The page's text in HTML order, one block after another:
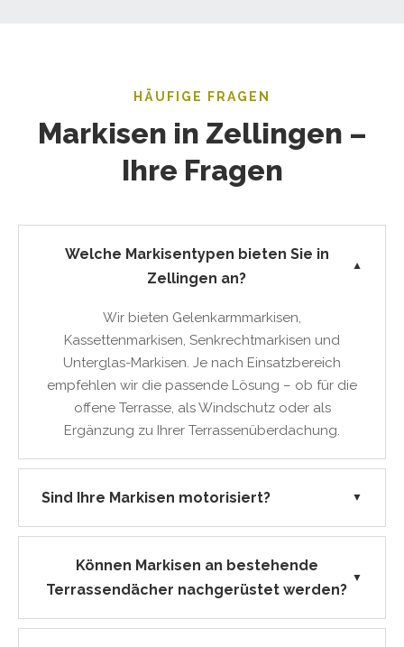
HÄUFIGE FRAGEN
Markisen in Zellingen –
Ihre Fragen
Welche Markisentypen bieten Sie in
Zellingen an?
▼
Wir bieten Gelenkarmmarkisen,
Kassettenmarkisen, Senkrechtmarkisen und
Unterglas-Markisen. Je nach Einsatzbereich
empfehlen wir die passende Lösung – ob für die
offene Terrasse, als Windschutz oder als
Ergänzung zu Ihrer Terrassenüberdachung.
Sind Ihre Markisen motorisiert? ▼
Können Markisen an bestehende
Terrassendächer nachgerüstet werden?
▼